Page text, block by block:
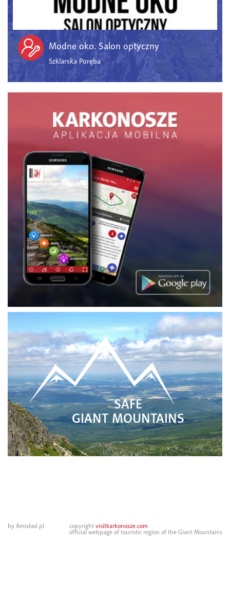
Modne oko. Salon optyczny
Szklarska Poręba
SAFE
GIANT MOUNTAINS
by Amistad.pl copyright visitkarkonosze.com
official webpage of touristic region of the Giant Mountains